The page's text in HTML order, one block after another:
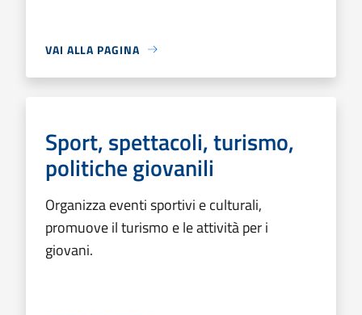
VAI ALLA PAGINA
Sport, spettacoli, turismo,
politiche giovanili
Organizza eventi sportivi e culturali,
promuove il turismo e le attività per i
giovani.